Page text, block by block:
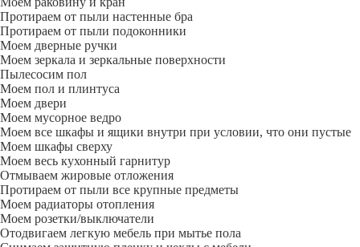
Протираем от пыли настенные бра
Протираем от пыли подоконники
Моем дверные ручки
Моем зеркала и зеркальные поверхности
Пылесосим пол
Моем пол и плинтуса
Моем двери
Моем мусорное ведро
Моем все шкафы и ящики внутри при условии, что они пустые
Моем шкафы сверху
Моем весь кухонный гарнитур
Отмываем жировые отложения
Протираем от пыли все крупные предметы
Моем радиаторы отопления
Моем розетки/выключатели
Отодвигаем легкую мебель при мытье пола